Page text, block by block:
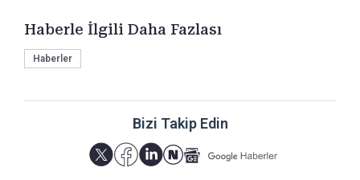
Haberle İlgili Daha Fazlası
Haberler
Bizi Takip Edin